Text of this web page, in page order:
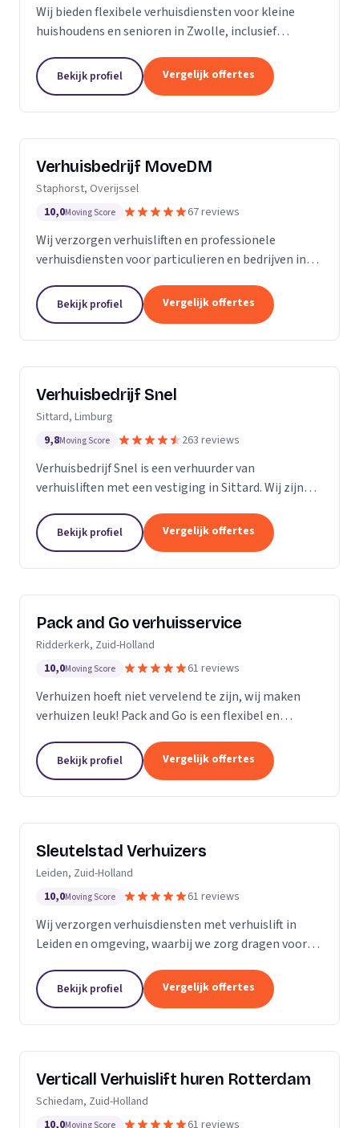
Wij bieden flexibele verhuisdiensten voor kleine
huishoudens en senioren in Zwolle, inclusief
zorginstellingen.
Bekijk profiel Vergelijk offertes
Verhuisbedrijf MoveDM
Staphorst, Overijssel
10,0Moving Score 67 reviews
Wij verzorgen verhuisliften en professionele
verhuisdiensten voor particulieren en bedrijven in
Bekijk profiel Vergelijk offertes
Verhuisbedrijf Snel
Sittard, Limburg
9,8Moving Score 263 reviews
Verhuisbedrijf Snel is een verhuurder van
verhuisliften met een vestiging in Sittard. Wij zijn
Bekijk profiel Vergelijk offertes
Pack and Go verhuisservice
Ridderkerk, Zuid-Holland
10,0Moving Score 61 reviews
Verhuizen hoeft niet vervelend te zijn, wij maken
verhuizen leuk! Pack and Go is een flexibel en
al uw verhuizingen. Met ons team van...
Bekijk profiel Vergelijk offertes
Sleutelstad Verhuizers
Leiden, Zuid-Holland
10,0Moving Score 61 reviews
Wij verzorgen verhuisdiensten met verhuislift in
Leiden en omgeving, waarbij we zorg dragen voor
Bekijk profiel Vergelijk offertes
Verticall Verhuislift huren Rotterdam
Schiedam, Zuid-Holland
10,0Moving Score 61 reviews